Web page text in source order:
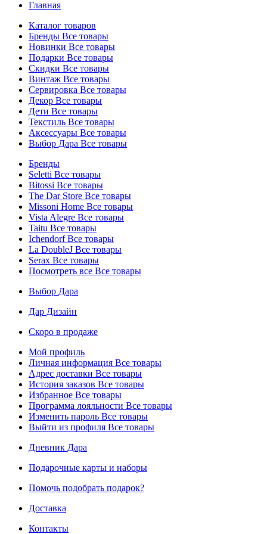
Главная
Каталог товаров
Бренды Все товары
Новинки Все товары
Подарки Все товары
Скидки Все товары
Винтаж Все товары
Сервировка Все товары
Декор Все товары
Дети Все товары
Текстиль Все товары
Аксессуары Все товары
Выбор Дара Все товары
Бренды
Seletti Все товары
Bitossi Все товары
The Dar Store Все товары
Missoni Home Все товары
Vista Alegre Все товары
Taitu Все товары
IchendorfВсе товары
La DoubleJ Все товары
Serax Все товары
Посмотреть все Все товары
Выбор Дара
Дар Дизайн
Скоро в продаже
Мой профиль
Личная информация Все товары
Адрес доставки Все товары
История заказов Все товары
Избранное Все товары
Программа лояльности Все товары
Изменить пароль Все товары
Выйти из профиля Все товары
Дневник Дара
Подарочные карты и наборы
Помочь подобрать подарок?
Доставка
Контакты